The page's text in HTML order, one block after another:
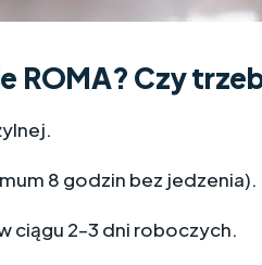
ROMA? Czy
8 godzin bez jedzenia).
ciągu 2–3 dni roboczych.